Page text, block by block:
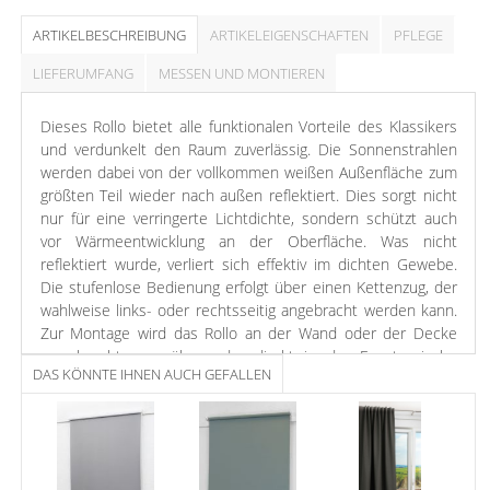
ARTIKELBESCHREIBUNG ARTIKELEIGENSCHAFTEN
PFLEGE
LIEFERUMFANG
MESSEN UND MONTIEREN
Dieses Rollo bietet alle funktionalen Vorteile des Klassikers
und verdunkelt den Raum zuverlässig. Die Sonnenstrahlen
werden dabei von der vollkommen weißen Außenfläche zum
größten Teil wieder nach außen reflektiert. Dies sorgt nicht
nur für eine verringerte Lichtdichte, sondern schützt auch
vor Wärmeentwicklung an der Oberfläche. Was nicht
reflektiert wurde, verliert sich effektiv im dichten Gewebe.
Die stufenlose Bedienung erfolgt über einen Kettenzug, der
wahlweise links- oder rechtsseitig angebracht werden kann.
Zur Montage wird das Rollo an der Wand oder der Decke
verschraubt, was über oder direkt in der Fensternische
geschehen kann. Wenn Sie die Montage ohne Bohren und
Schrauben bevorzugen, können Sie separat bestellbare
Klemm- oder Klebeträger erwerben. Die Anbringung des
Rollos erfolgt jeweils auf dem Fensterflügel. Für einen
passgenauen Sitz kann das Rollo eigenhändig seitlich gekürzt
DAS KÖNNTE IHNEN AUCH GEFALLEN